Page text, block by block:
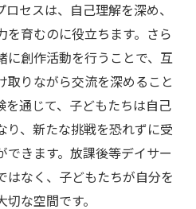
セスは、自己理解を深め、
育むのに役立ちます。さら
に創作活動を行うことで、互
取りながら交流を深めること
通じて、子どもたちは自己
り、新たな挑戦を恐れずに受
きます。放課後等デイサー
はなく、子どもたちが自分を
な空間です。